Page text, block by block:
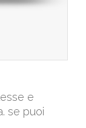
e
se puoi